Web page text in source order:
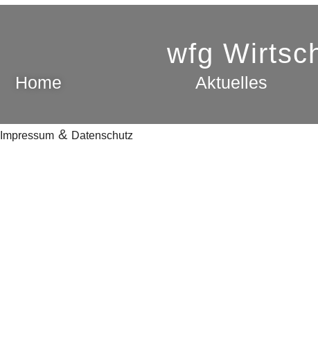
wfg
Home Aktuelles
Impressum & Datenschutz